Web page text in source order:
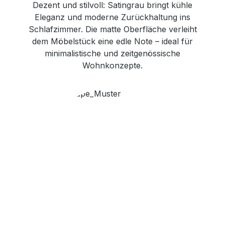
Dezent und stilvoll: Satingrau bringt kühle
Eleganz und moderne Zurückhaltung ins
Schlafzimmer. Die matte Oberfläche verleiht
dem Möbelstück eine edle Note – ideal für
minimalistische und zeitgenössische
Wohnkonzepte.